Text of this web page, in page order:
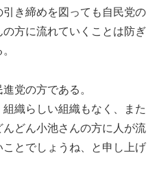
き締めを図っても自民党の
方に流れていくことは防ぎ
党の方である。
織らしい組織もなく、また
どん小池さんの方に人が流
とでしょうね、と申し上げ